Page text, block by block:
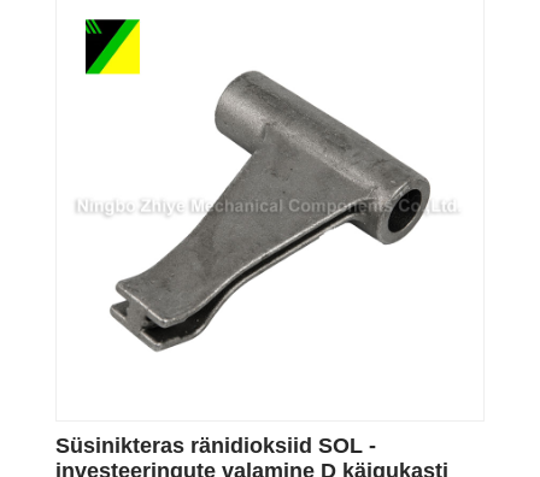
Süsinikteras ränidioksiid SOL -
investeeringute valamine D käigukasti